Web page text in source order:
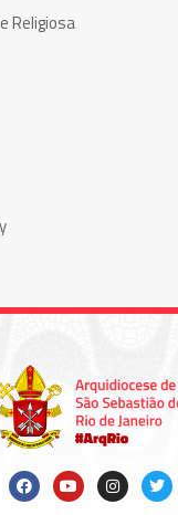
Religiosa